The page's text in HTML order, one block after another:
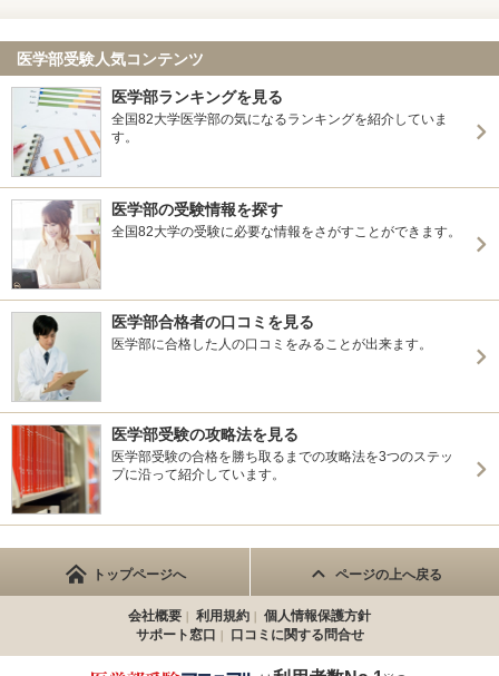
医学部受験人気コンテンツ
医学部ランキングを見る
全国82大学医学部の気になるランキングを紹介していま
す。
医学部の受験情報を探す
全国82大学の受験に必要な情報をさがすことができます。
医学部合格者の口コミを見る
医学部に合格した人の口コミをみることが出来ます。
医学部受験の攻略法を見る
医学部受験の合格を勝ち取るまでの攻略法を3つのステッ
プに沿って紹介しています。
トップページへ ページの上へ戻る
会社概要 利用規約
個人情報保護方針
サポート窓口
口コミに関する問合せ